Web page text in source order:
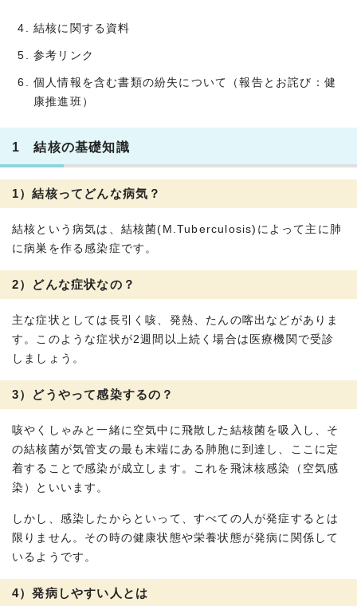
結核に関する資料
参考リンク
個人情報を含む書類の紛失について（報告とお詫び：健
康推進班）
1 結核の基礎知識
1）結核ってどんな病気？
結核という病気は、結核菌(M.Tuberculosis)によって主に肺
に病巣を作る感染症です。
2）どんな症状なの？
主な症状としては長引く咳、発熱、たんの喀出などがありま
す。このような症状が2週間以上続く場合は医療機関で受診
しましょう。
3）どうやって感染するの？
咳やくしゃみと一緒に空気中に飛散した結核菌を吸入し、そ
の結核菌が気管支の最も末端にある肺胞に到達し、ここに定
着することで感染が成立します。これを飛沫核感染（空気感
染）といいます。
しかし、感染したからといって、すべての人が発症するとは
限りません。その時の健康状態や栄養状態が発病に関係して
いるようです。
4）発病しやすい人とは